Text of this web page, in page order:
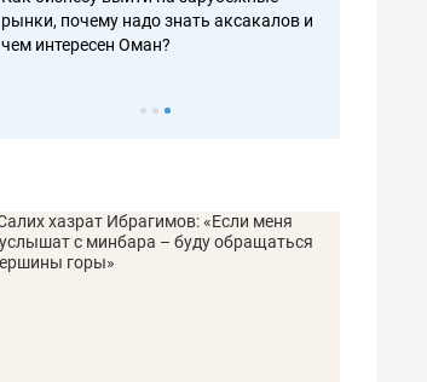
рынки, почему надо знать аксакалов и
чем интересен Оман?